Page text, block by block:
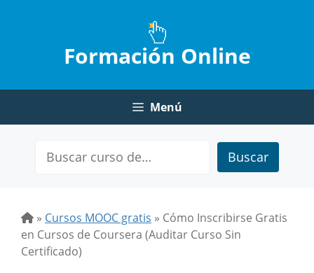
Formación Online
Menú
Buscar
» Cursos MOOC gratis » Cómo Inscribirse Gratis
en Cursos de Coursera (Auditar Curso Sin
Certificado)